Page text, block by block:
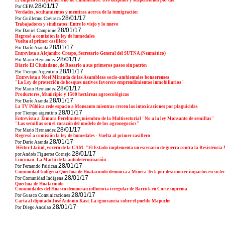
Por CEPA28/01/17
Verdades, ocultamientos y mentiras acerca de la inmigración
Por Guillermo Caviasca 28/01/17
Trabajadores y sindicatos: Entre lo viejo y lo nuevo
Por Daniel Campione 28/01/17
Regresó a comisión la ley de humedales
Vuelta al primer casillero
Por Darío Aranda 28/01/17
Entrevista a Alejandro Crespo, Secretario General del SUTNA (Neumático)
Por Mario Hernandez 28/01/17
Diario El Ciudadano, de Rosario a sus primeros pasos sin patrón
Por Tiempo Argentino 28/01/17
Entrevista a Noel Miranda de las Asambleas socio-ambientales bonaerenses
"La Ley de protección de bosques nativos favorece emprendimientos inmobiliarios"
Por Mario Hernandez 28/01/17
Productores, Municipio y 1500 hectáreas agroecológicas
Por Darío Aranda 28/01/17
La TV Pública cede espacio a Monsanto mientras crecen las intoxicaciones por plaguicidas
por Tiempo argentino 28/01/17
Entrevista a Tamara Perelmuter, miembro de la Multisectorial "No a la ley Monsanto de semillas"
"Las semillas son el corazón del modelo de los agronegocios"
Por Mario Hernandez 28/01/17
Regresó a comisión la ley de humedales - Vuelta al primer casillero
Por Darío Aranda 28/01/17
Héctor Llaitul, vocero de la CAM: "El Estado implementa un escenario de guerra contra la Resistencia
por Andrés Figueroa Cornejo 28/01/17
Linconao: La Machi de la autodeterminación
Por Fernando Pairican 28/01/17
Comunidad Indígena Quechua de Huatacondo denuncia a Minera Teck por desconocer impactos en su
Por Comunidad Indígena 28/01/17
Quechua de Huatacondo
Comunidades del Huasco denuncian influencia irregular de Barrick en Corte suprema
Por Guasco Comunicaciones 28/01/17
Carta al diputado José Antonio Kast. La ignorancia sobre el pueblo Mapuche
Por Diego Ancalao 28/01/17